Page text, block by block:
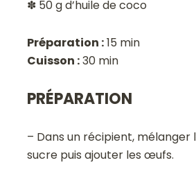
✽ 50 g d’huile de coco
Préparation :15 min
Cuisson :30 min
PRÉPARATION
– Dans un récipient, mélanger
sucre puis ajouter les œufs.